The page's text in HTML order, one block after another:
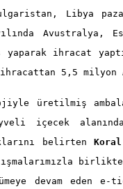
Libya
Avustralya,
ihracat
5,5
üretilmiş
içecek
belirten
devam eden e-